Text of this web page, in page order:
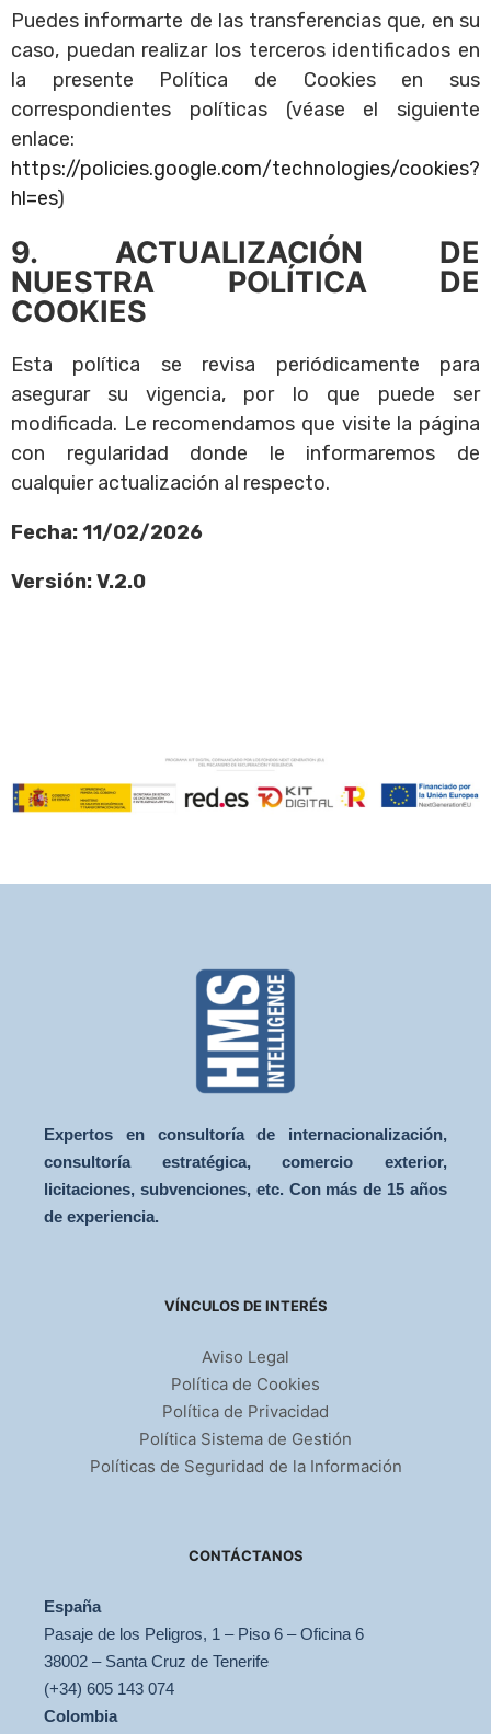
Puedes informarte de las transferencias que, en su
caso, puedan realizar los terceros identificados en
la presente Política de Cookies en sus
correspondientes políticas (véase el siguiente
enlace:
https://policies.google.com/technologies/cookies?
hl=es)
9. ACTUALIZACIÓN DE
NUESTRA POLÍTICA DE
COOKIES
Esta política se revisa periódicamente para
asegurar su vigencia, por lo que puede ser
modificada. Le recomendamos que visite la página
con regularidad donde le informaremos de
cualquier actualización al respecto.
Fecha: 11/02/2026
Versión: V.2.0
Expertos en consultoría de internacionalización,
consultoría estratégica, comercio exterior,
licitaciones, subvenciones, etc. Con más de 15 años
de experiencia.
VÍNCULOS DE INTERÉS
Aviso Legal
Política de Cookies
Política de Privacidad
Política Sistema de Gestión
Políticas de Seguridad de la Información
CONTÁCTANOS
España
Pasaje de los Peligros, 1 – Piso 6 – Oficina 6
38002 – Santa Cruz de Tenerife
(+34) 605 143 074
Colombia